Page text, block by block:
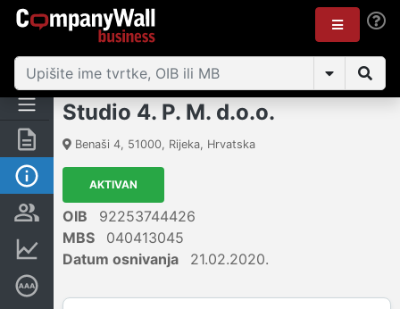
Sažetak
Osobe i vlasništvo
Studio 4. P. M. d.o.o.
Benaši 4, 51000, Rijeka, Hrvatska
AKTIVAN
OIB
92253744426
MBS
040413045
Datum osnivanja
21.02.2020.